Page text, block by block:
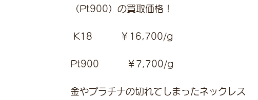
（Pt900）の買取価格！
K18　　　￥16,700/g
Pt900         ￥7,700/g
金やプラチナの切れてしまったネックレス